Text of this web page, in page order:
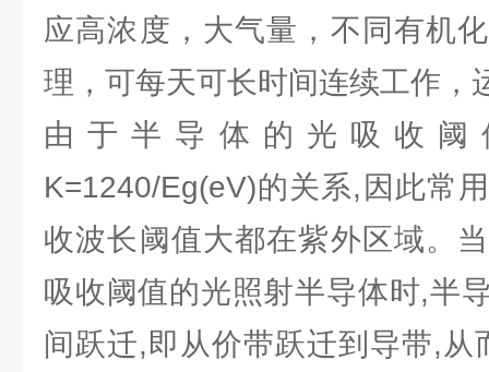
应高浓度，大气量，不同有机
理，可每天可长时间连续工作，
由于半导体的光吸收阈
K=1240/Eg(eV)的关系,因此常
收波长阈值大都在紫外区域。
吸收阈值的光照射半导体时,半
间跃迁,即从价带跃迁到导带,从